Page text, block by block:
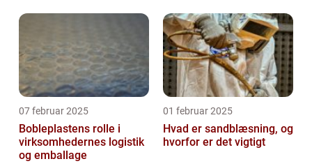
07 februar 2025
Bobleplastens rolle i
virksomhedernes logistik
og emballage
01 februar 2025
Hvad er sandblæsning, og
hvorfor er det vigtigt